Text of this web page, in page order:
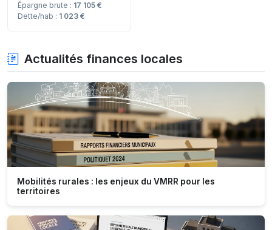
Épargne brute : 17 105 €
Dette/hab : 1 023 €
Actualités finances locales
Mobilités rurales : les enjeux du VMRR pour les
territoires